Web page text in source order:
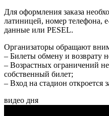
Для оформления заказа
латиницей, номер телефона,
данные или PESEL.
Организаторы обращают
– Билеты обмену и возврату
– Возрастных ограничений
собственный билет;
– Вход на стадион откроется
видео дня